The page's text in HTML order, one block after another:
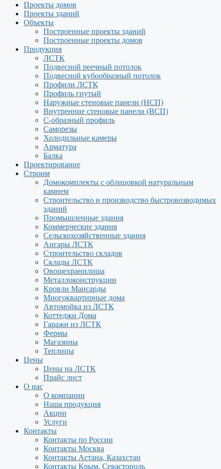
Проекты домов
Проекты зданий
Объекты
Построенные проекты зданий
Построенные проекты домов
Продукция
ЛСТК
Подвесной реечный потолок
Подвесной кубообразный потолок
Профили ЛСТК
Профиль гнутый
Наружные стеновые панели (НСП)
Внутренние стеновые панели (ВСП)
С-образный профиль
Саморезы
Холодильные камеры
Арматура
Балка
Проектирование
Строим
Домокомплекты с облицовкой натуральным
камнем
Строительство и производство быстровозводимых
зданий
Промышленные здания
Коммерческие здания
Сельскохозяйственные здания
Ангары ЛСТК
Строительство складов
Склады ЛСТК
Овощехранилища
Металлоконструкции
Кровли Мансарды
Многоквартирные дома
Автомойка из ЛСТК
Коттеджи Дома
Гаражи из ЛСТК
Фермы
Магазины
Теплицы
Цены
Цены на ЛСТК
Прайс лист
О нас
О компании
Наша продукция
Акции
Услуги
Контакты
Контакты по России
Контакты Москва
Контакты Астана, Казахстан
Контакты Крым, Севастополь